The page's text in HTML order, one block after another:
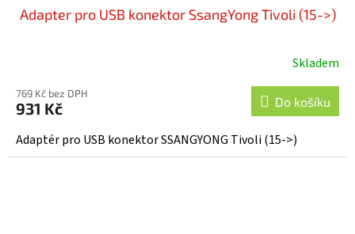
Adapter pro USB konektor SsangYong Tivoli (15->)
Skladem
769 Kč bez DPH
931 Kč Do košíku
Adaptér pro USB konektor SSANGYONG Tivoli (15->)